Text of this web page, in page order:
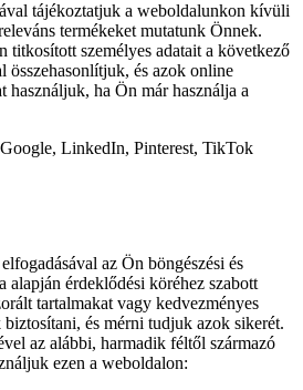
tájékoztatjuk a weboldalunkon kívüli
termékeket mutatunk Önnek.
titkosított személyes adatait a következő
összehasonlítjuk, és azok online
használjuk, ha Ön már használja a
LinkedIn, Pinterest, TikTok
az Ön böngészési és
alapján érdeklődési köréhez szabott
tartalmakat vagy kedvezményes
és mérni tudjuk azok sikerét.
az alábbi, harmadik féltől származó
ezen a weboldalon: